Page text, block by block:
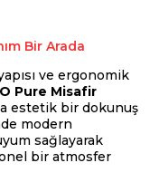
Bir Arada
ve ergonomik
Pure Misafir
estetik bir dokunuş
modern
sağlayarak
bir atmosfer